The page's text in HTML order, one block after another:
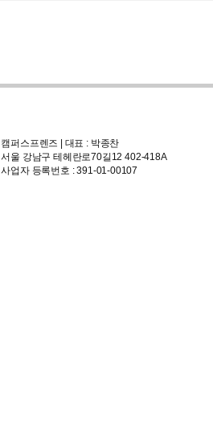
캠퍼스프렌즈 | 대표 : 박종찬
서울 강남구 테헤란로70길12 402-418A
사업자 등록번호 : 391-01-00107